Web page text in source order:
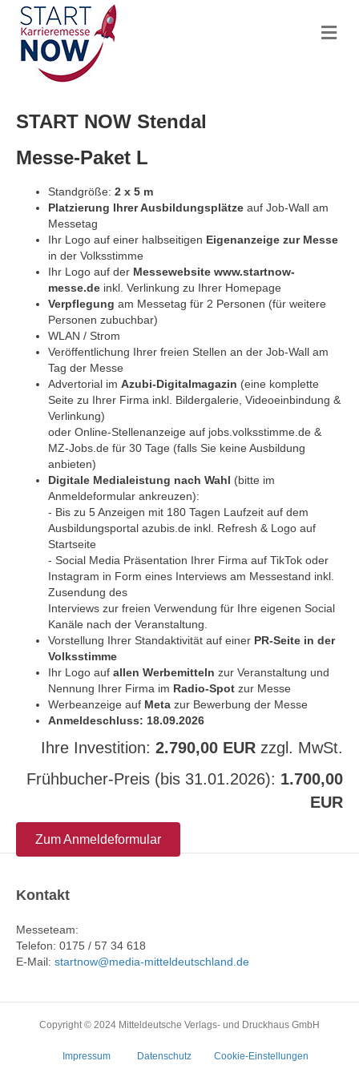
START NOW Stendal
Messe-Paket L
Standgröße: 2 x 5 m
Platzierung Ihrer Ausbildungsplätze auf Job-Wall am
Messetag
Ihr Logo auf einer halbseitigen Eigenanzeige zur Messe
in der Volksstimme
Ihr Logo auf der Messewebsite www.startnow-
messe.de inkl. Verlinkung zu Ihrer Homepage
Verpflegung am Messetag für 2 Personen (für weitere
Personen zubuchbar)
WLAN / Strom
Veröffentlichung Ihrer freien Stellen an der Job-Wall am
Tag der Messe
Advertorial im Azubi-Digitalmagazin (eine komplette
Seite zu Ihrer Firma inkl. Bildergalerie, Videoeinbindung &
Verlinkung)
oder Online-Stellenanzeige auf jobs.volksstimme.de &
MZ-Jobs.de für 30 Tage (falls Sie keine Ausbildung
anbieten)
Digitale Medialeistung nach Wahl (bitte im
Anmeldeformular ankreuzen):
- Bis zu 5 Anzeigen mit 180 Tagen Laufzeit auf dem
Ausbildungsportal azubis.de inkl. Refresh & Logo auf
Startseite
- Social Media Präsentation Ihrer Firma auf TikTok oder
Instagram in Form eines Interviews am Messestand inkl.
Zusendung des
Interviews zur freien Verwendung für Ihre eigenen Social
Kanäle nach der Veranstaltung.
Vorstellung Ihrer Standaktivität auf einer PR-Seite in der
Volksstimme
Ihr Logo auf allen Werbemitteln zur Veranstaltung und
Nennung Ihrer Firma im Radio-Spot zur Messe
Werbeanzeige auf Meta zur Bewerbung der Messe
Anmeldeschluss: 18.09.2026
Ihre Investition: 2.790,00 EUR zzgl. MwSt.
Frühbucher-Preis (bis ​31.01.2026): 1.700,00
EUR
Zum Anmeldeformular
Kontakt
Messeteam:
Telefon: 0175 / 57 34 618
E-Mail: startnow@media-mitteldeutschland.de
Copyright © 2024 Mitteldeutsche Verlags- und Druckhaus GmbH
Impressum Datenschutz Cookie-Einstellungen